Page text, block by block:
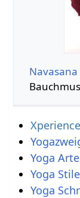
Navasana
Yoga
Yoga Stile
Yoga